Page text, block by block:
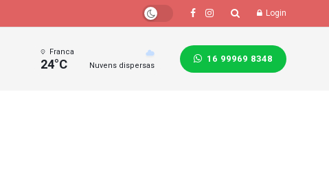
Login
Franca
24°C Nuvens dispersas
16 99969 8348